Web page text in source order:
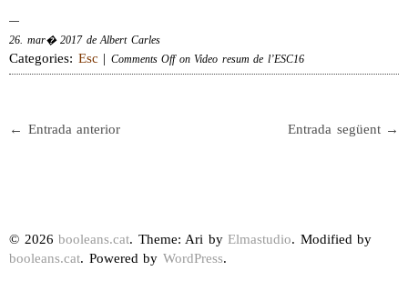
26. mar� 2017 de Albert Carles
Categories: Esc | Comments Offon Video resum de l’ESC16
← Entrada anterior Entrada següent →
© 2026 booleans.cat. Theme: Ari by Elmastudio. Modified by
booleans.cat. Powered by WordPress.